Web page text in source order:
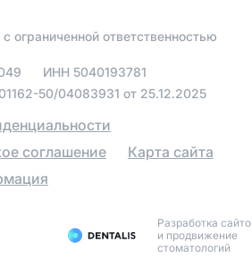
зубов
ограниченной ответственностью
ИНН 5040193781
50/04083931 от 25.12.2025
соглашение
Карта сайта
Разработка
и продвижение
стоматологий